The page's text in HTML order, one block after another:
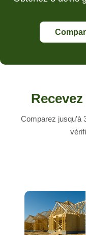
Comparez jusqu’à